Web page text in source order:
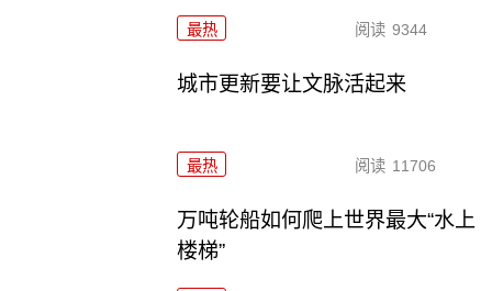
最热 阅读 9344
城市更新要让文脉活起来
最热 阅读 11706
万吨轮船如何爬上世界最大“水上
楼梯”